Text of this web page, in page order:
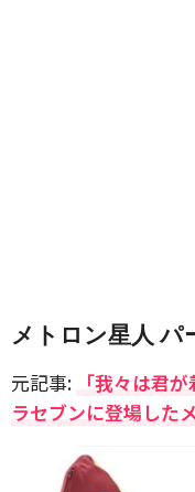
メトロン星人 パ
元記事: 「我々は君
ラセブンに登場した